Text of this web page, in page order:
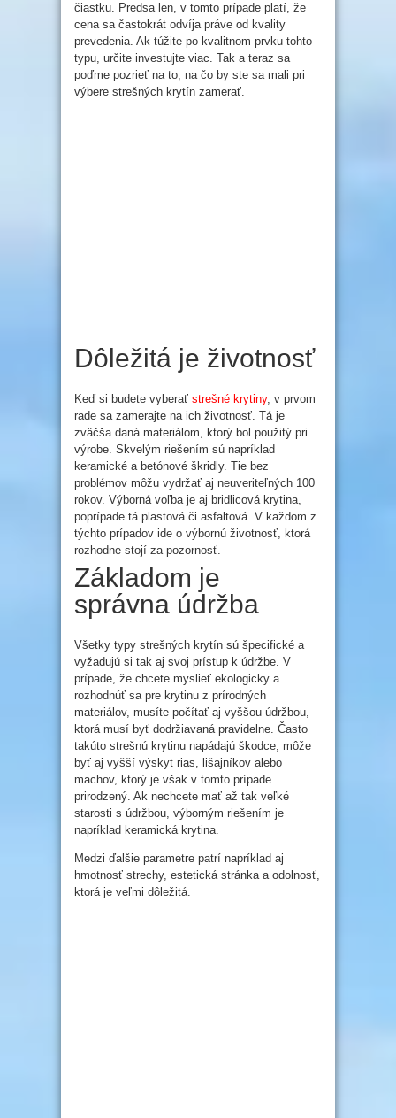
čiastku. Predsa len, v tomto prípade platí, že
cena sa častokrát odvíja práve od kvality
prevedenia. Ak túžite po kvalitnom prvku tohto
typu, určite investujte viac. Tak a teraz sa
poďme pozrieť na to, na čo by ste sa mali pri
výbere strešných krytín zamerať.
Dôležitá je životnosť
Keď si budete vyberať strešné krytiny, v prvom
rade sa zamerajte na ich životnosť. Tá je
zväčša daná materiálom, ktorý bol použitý pri
výrobe. Skvelým riešením sú napríklad
keramické a betónové škridly. Tie bez
problémov môžu vydržať aj neuveriteľných 100
rokov. Výborná voľba je aj bridlicová krytina,
poprípade tá plastová či asfaltová. V každom z
týchto prípadov ide o výbornú životnosť, ktorá
rozhodne stojí za pozornosť.
Základom je
správna údržba
Všetky typy strešných krytín sú špecifické a
vyžadujú si tak aj svoj prístup k údržbe. V
prípade, že chcete myslieť ekologicky a
rozhodnúť sa pre krytinu z prírodných
materiálov, musíte počítať aj vyššou údržbou,
ktorá musí byť dodržiavaná pravidelne. Často
takúto strešnú krytinu napádajú škodce, môže
byť aj vyšší výskyt rias, lišajníkov alebo
machov, ktorý je však v tomto prípade
prirodzený. Ak nechcete mať až tak veľké
starosti s údržbou, výborným riešením je
napríklad keramická krytina.
Medzi ďalšie parametre patrí napríklad aj
hmotnosť strechy, estetická stránka a odolnosť,
ktorá je veľmi dôležitá.